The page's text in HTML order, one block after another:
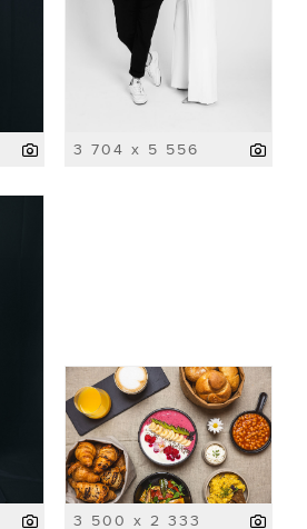
3 704 x 5 556
3 500 x 2 333